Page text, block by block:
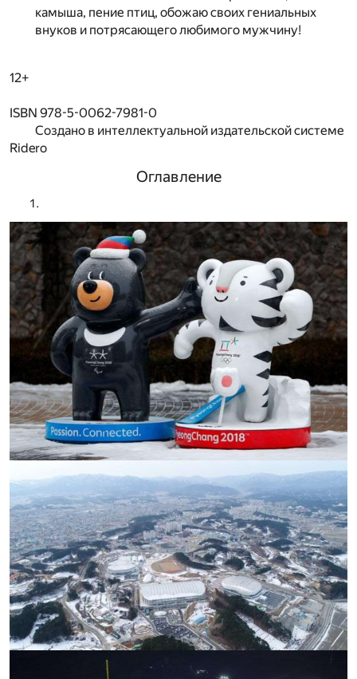
камыша, пение птиц, обожаю своих гениальных
внуков и потрясающего любимого мужчину!
12+
ISBN 978-5-0062-7981-0
Создано в интеллектуальной издательской системе
Ridero
Оглавление